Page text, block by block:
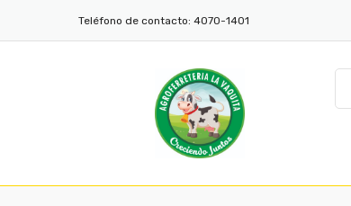
Teléfono de contacto: 4070-1401